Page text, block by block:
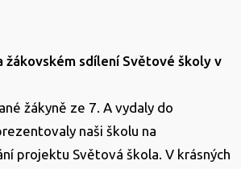
žákovském sdílení Světové školy v
žákyně ze 7. A vydaly do
naši školu na
projektu Světová škola. V krásných